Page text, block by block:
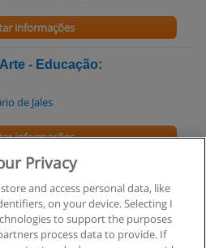
informações
- Educação:
de Jales
informações
Educação e
de Jales
Privacy
and access personal data, like
on your device. Selecting I
to support the purposes
process data to provide. If